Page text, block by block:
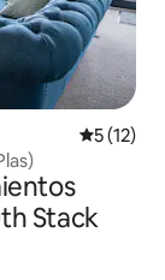
5 (12)
Stack